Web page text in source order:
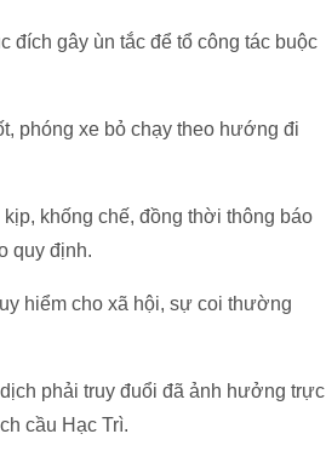
đích gây ùn tắc để tổ công tác buộc
phóng xe bỏ chạy theo hướng đi
khống chế, đồng thời thông báo
quy định.
hiểm cho xã hội, sự coi thường
phải truy đuổi đã ảnh hưởng trực
cầu Hạc Trì.